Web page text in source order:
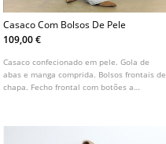
Casaco Com Bolsos De Pele
109,00 €
Casaco confecionado em pele. Gola de
abas e manga comprida. Bolsos frontais de
chapa. Fecho frontal com botões a